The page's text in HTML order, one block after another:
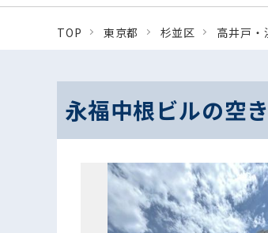
TOP 東京都 杉並区 高井戸・
永福中根ビルの空